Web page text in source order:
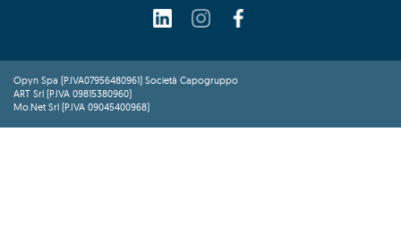
Opyn Spa (P.IVA07956480961) Società Capogruppo
ART Srl (P.IVA 09815380960)
Mo.Net Srl (P.IVA 09045400968)